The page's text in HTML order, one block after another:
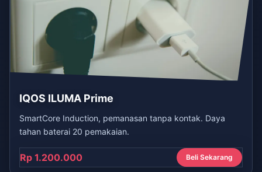
IQOS ILUMA Prime
SmartCore Induction, pemanasan tanpa kontak. Daya
tahan baterai 20 pemakaian.
Rp 1.200.000 Beli Sekarang